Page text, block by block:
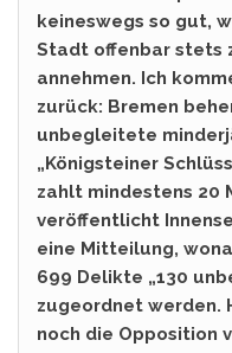
keineswegs so gut,
Stadt offenbar stets
annehmen. Ich
zurück: Bremen
unbegleitete
„Königsteiner
zahlt mindestens 20
veröffentlicht
eine Mitteilung,
699 Delikte „130
zugeordnet werden.
noch die Opposition